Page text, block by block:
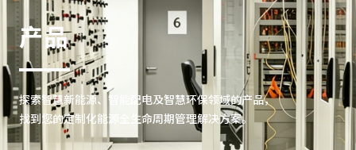
产品
探索智慧新能源、智能配电及智慧环保领域的产品，
找到您的定制化能源全生命周期管理解决方案。